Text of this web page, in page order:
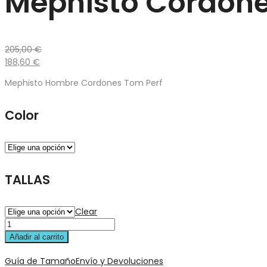
205,00€
188,60 €
Mephisto Hombre Cordones Tom Perf
Color
TALLAS
Clear
Añadir al carrito
Guía de TamañoEnvío y Devoluciones